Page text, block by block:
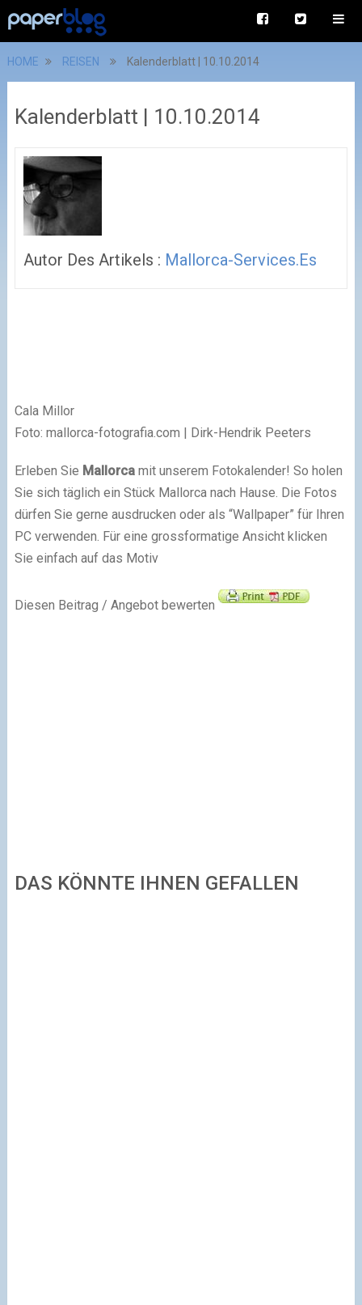
HOME REISEN Kalenderblatt | 10.10.2014
Kalenderblatt | 10.10.2014
Autor Des Artikels : Mallorca-Services.es
Cala Millor
Foto: mallorca-fotografia.com | Dirk-Hendrik Peeters
Erleben Sie Mallorcamit unserem Fotokalender! So holen
Sie sich täglich ein Stück Mallorca nach Hause. Die Fotos
dürfen Sie gerne ausdrucken oder als “Wallpaper” für Ihren
PC verwenden. Für eine grossformatige Ansicht klicken
Sie einfach auf das Motiv
Diesen Beitrag / Angebot bewerten
DAS KÖNNTE IHNEN GEFALLEN